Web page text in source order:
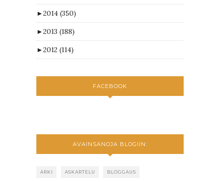
►2014 (350)
►2013 (188)
►2012 (114)
FACEBOOK
AVAINSANOJA BLOGIIN:
ARKI ASKARTELU BLOGGAUS